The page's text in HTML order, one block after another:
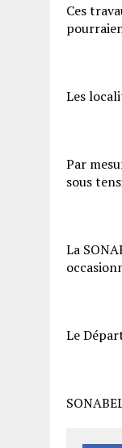
Ces
Les
Par
sous
La
Le